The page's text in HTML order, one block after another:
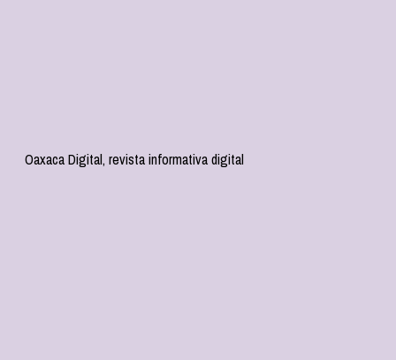
Oaxaca Digital, revista informativa digital